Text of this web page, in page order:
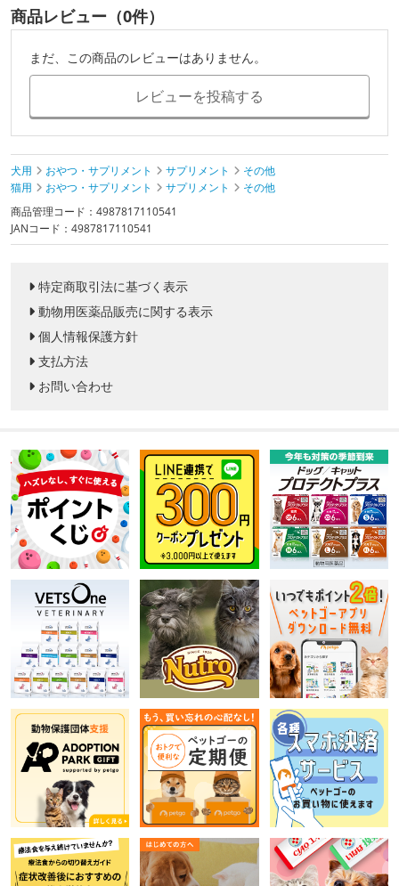
商品レビュー（0件）
まだ、この商品のレビューはありません。
レビューを投稿する
犬用 おやつ・サプリメント サプリメント
その他
猫用
おやつ・サプリメント サプリメント
その他
商品管理コード：4987817110541
JANコード：4987817110541
特定商取引法に基づく表示
動物用医薬品販売に関する表示
個人情報保護方針
支払方法
お問い合わせ